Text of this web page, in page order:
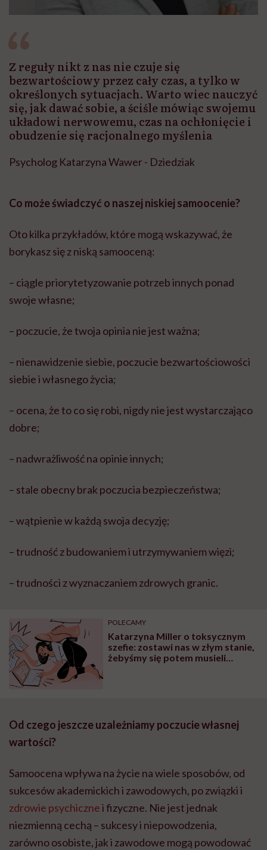
Z reguły nikt z nas nie czuje się
bezwartościowy przez cały czas, a tylko w
określonych sytuacjach. Warto wiec nauczyć
się, jak dawać sobie, a ściśle mówiąc swojemu
układowi nerwowemu, czas na ochłonięcie i
obudzenie się racjonalnego myślenia
Psycholog Katarzyna Wawer - Dziedziak
Co możeświadczyć o naszej niskiej samoocenie?
Oto kilka przykładów, które mogą wskazywać, że
borykasz się z niską samooceną:
– ciągle priorytetyzowanie potrzeb innych ponad
swoje własne;
– poczucie, że twoja opinia nie jest ważna;
– nienawidzenie siebie, poczucie bezwartościowości
siebie i własnego życia;
– ocena, że to co się robi, nigdy nie jest wystarczająco
dobre;
– nadwrażliwość na opinie innych;
– stale obecny brak poczucia bezpieczeństwa;
– wątpienie w każdą swoja decyzję;
– trudność z budowaniem i utrzymywaniem więzi;
– trudności z wyznaczaniem zdrowych granic.
POLECAMY
Katarzyna Miller o toksycznym
szefie: zostawi nas w złym stanie,
żebyśmy się potem musieli
Od czego jeszcze uzależniamy poczucie własnej
wartości?
Samoocena wpływa na życie na wiele sposobów, od
sukcesów akademickich i zawodowych, po związki i
zdrowie psychicznei fizyczne. Nie jest jednak
niezmienną cechą – sukcesy i niepowodzenia,
zarówno osobiste, jak i zawodowe mogą powodować